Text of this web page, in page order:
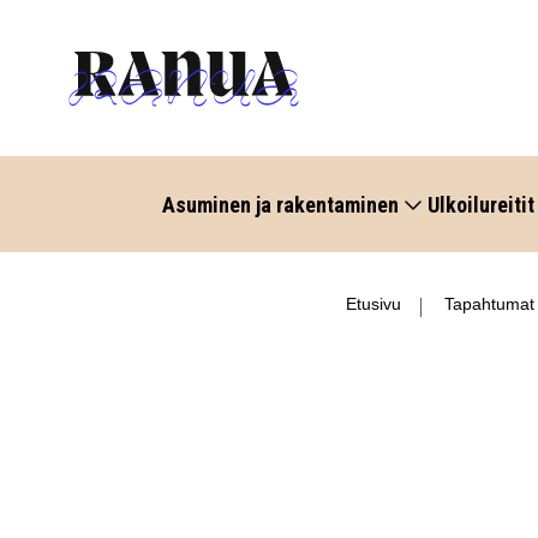
Asuminen ja rakentaminen
Etusivu Tapahtumat